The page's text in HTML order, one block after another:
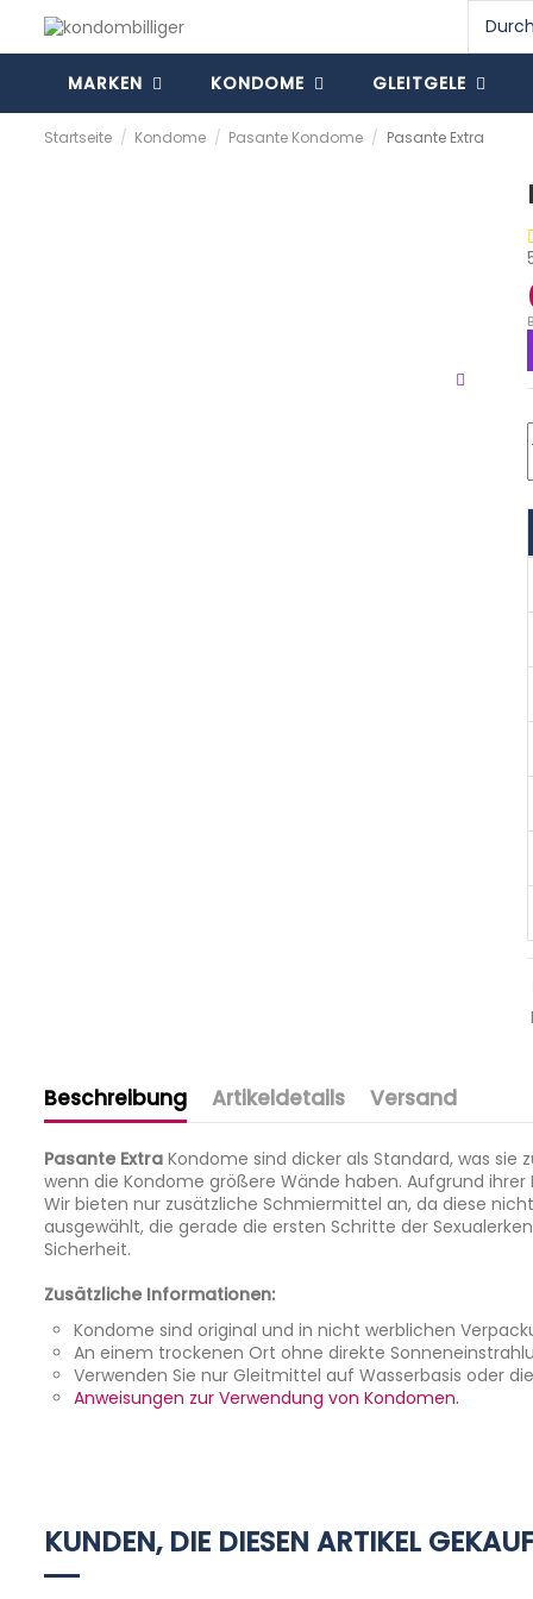
MARKEN KONDOME GLEITGELE
Startseite Kondome Pasante Kondome Pasante Extra
Beschreibung Artikeldetails Versand
Pasante Extra Kondome sind dicker als Standard, was
wenn die Kondome größere Wände haben. Aufgrund
Wir bieten nur zusätzliche Schmiermittel an, da diese
ausgewählt, die gerade die ersten Schritte der
Sicherheit.
Zusätzliche Informationen:
Kondome sind original und in nicht werblichen
An einem trockenen Ort ohne direkte
Verwenden Sie nur Gleitmittel auf Wasserbasis oder
Anweisungen zur Verwendung von Kondomen.
Wandstärke
Versandkosten Deutschland, Österreich & ganz
KUNDEN, DIE DIESEN ARTIKEL